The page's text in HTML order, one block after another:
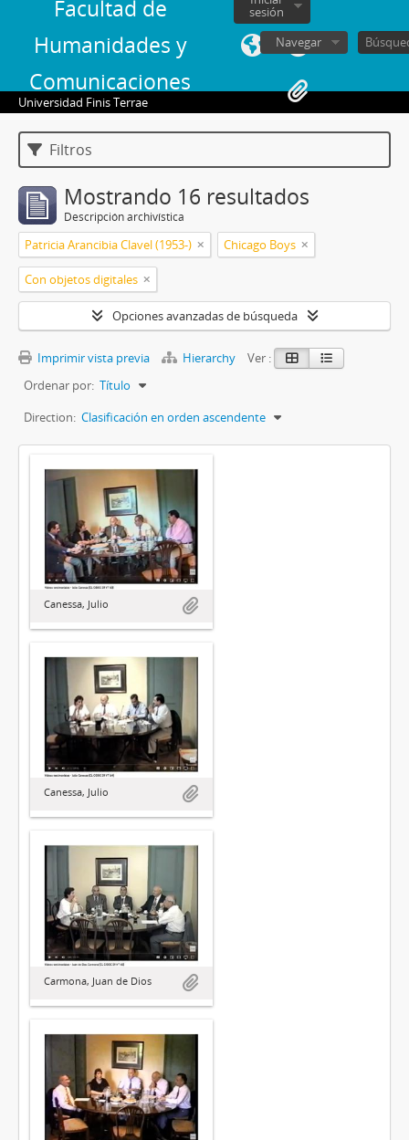
Facultad de
Humanidades y
Comunicaciones
sesión
Navegar
Universidad Finis Terrae
Filtros
Mostrando 16 resultados
Descripción archivística
Patricia Arancibia Clavel (1953-) Chicago Boys
Con objetos digitales
Opciones avanzadas de búsqueda
Imprimir vista previa Hierarchy
Ver :
Ordenar por: Título
Direction: Clasificación en orden ascendente
Canessa, Julio
Canessa, Julio
Carmona, Juan de Dios